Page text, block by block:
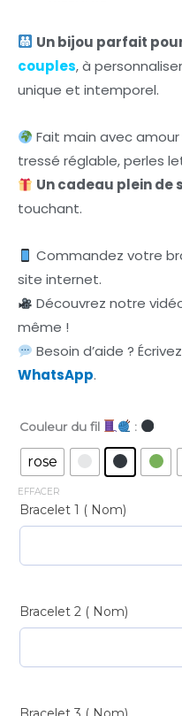
Un bijou parfait
couples, à
unique et intemporel.
Fait main avec
tressé réglable, perles
Un cadeau plein de
touchant.
Commandez votre
site internet.
Découvrez notre
même !
Besoin d’aide ?
WhatsApp.
Couleur du fil :
rose
EFFACER
Bracelet 1 ( Nom)
Bracelet 2 ( Nom)
Bracelet
–
Perles